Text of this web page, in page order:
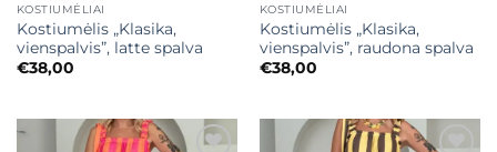
KOSTIUMĖLIAI
Kostiumėlis „Klasika,
vienspalvis”, latte spalva
€38,00
KOSTIUMĖLIAI
Kostiumėlis „Klasika,
vienspalvis”, raudona spalva
€38,00